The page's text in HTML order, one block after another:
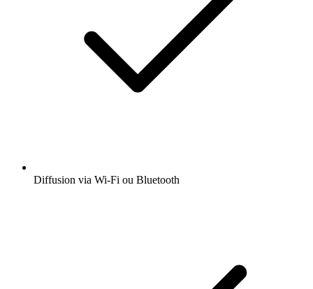
Diffusion via Wi-Fi ou Bluetooth